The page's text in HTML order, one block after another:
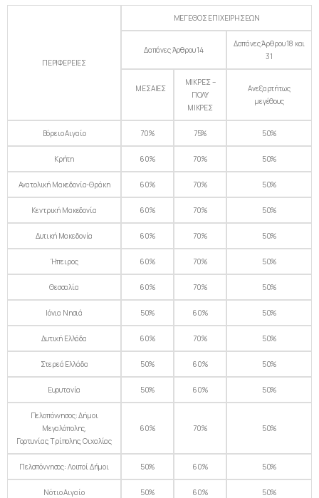
ΠΕΡΙΦΕΡΕΙΕΣ
ΜΕΓΕΘΟΣ ΕΠΙΧΕΙΡΗΣΕΩΝ
Δαπάνες Άρθρου 14
Δαπάνες Άρθρου 18 και
31
ΜΕΣΑΙΕΣ
ΜΙΚΡΕΣ –
ΠΟΛΥ
ΜΙΚΡΕΣ
Ανεξαρτήτως
μεγέθους
Βόρειο Αιγαίο 70% 75% 50%
Κρήτη 60% 70% 50%
Ανατολική Μακεδονία-Θράκη 60% 70% 50%
Κεντρική Μακεδονία 60% 70% 50%
Δυτική Μακεδονία 60% 70% 50%
Ήπειρος 60% 70% 50%
Θεσσαλία 60% 70% 50%
Ιόνια Νησιά 50% 60% 50%
Δυτική Ελλάδα 60% 70% 50%
Στερεά Ελλάδα 50% 60% 50%
Ευρυτανία 50% 60% 50%
Πελοπόννησος: Δήμοι
Μεγαλόπολης,
Γορτυνίας, Τρίπολης, Οιχαλίας
60% 70% 50%
Πελοπόννησος: Λοιποί Δήμοι 50% 60% 50%
Νότιο Αιγαίο 50% 60% 50%